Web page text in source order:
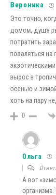
Вероника
Это точно,
домом, душа
потратить
поваляться на
вырос в
осенью и
хоть на пару
0
Ольга
А вот